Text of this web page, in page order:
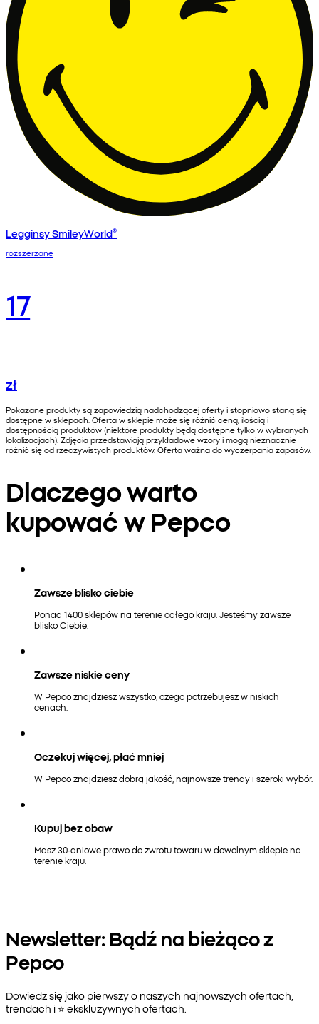
Legginsy SmileyWorld®
rozszerzane
17
zł
Pokazane produkty są zapowiedzią nadchodzącej oferty i stopniowo staną się
dostępne w sklepach. Oferta w sklepie może się różnić ceną, ilością i
dostępnością produktów (niektóre produkty będą dostępne tylko w wybranych
lokalizacjach). Zdjęcia przedstawiają przykładowe wzory i mogą nieznacznie
różnić się od rzeczywistych produktów. Oferta ważna do wyczerpania zapasów.
Dlaczego warto
kupować w Pepco
Zawsze blisko ciebie
Ponad 1400 sklepów na terenie całego kraju. Jesteśmy zawsze
blisko Ciebie.
Zawsze niskie ceny
W Pepco znajdziesz wszystko, czego potrzebujesz w niskich
cenach.
Oczekuj więcej, płać mniej
W Pepco znajdziesz dobrą jakość, najnowsze trendy i szeroki wybór.
Kupuj bez obaw
Masz 30-dniowe prawo do zwrotu towaru w dowolnym sklepie na
terenie kraju.
Newsletter: Bądź na bieżąco z
Pepco
Dowiedz się jako pierwszy o naszych najnowszych ofertach,
trendach i ⭐️ ekskluzywnych ofertach.